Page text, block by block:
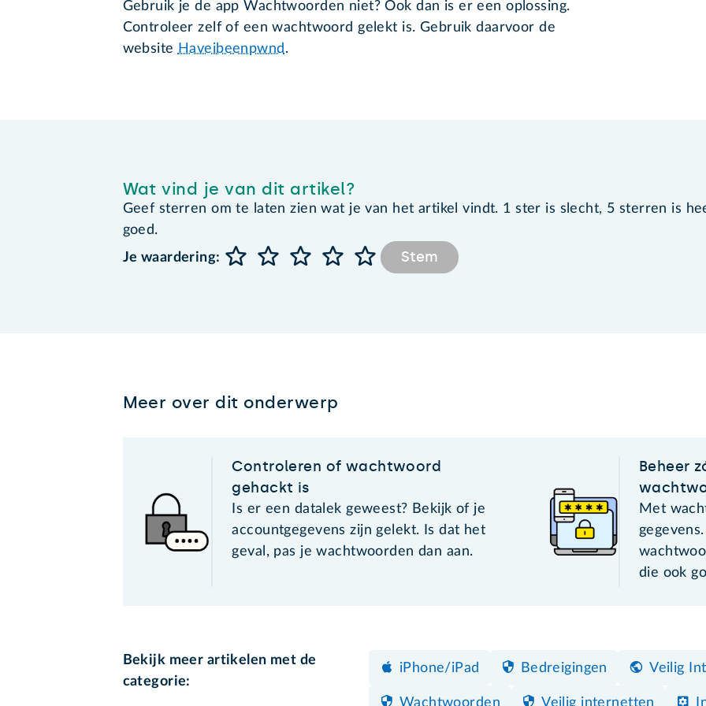
Gebruik je de app Wachtwoorden niet? Ook dan is er een oplossing.
Controleer zelf of een wachtwoord gelekt is. Gebruik daarvoor de
website Haveibeenpwnd .
Wat vind je van dit artikel?
Geef sterren om te laten zien wat je van het artikel vindt. 1 ster is slecht, 5 sterren is
goed.
Je waardering:
Stem
Meer over dit onderwerp
Controleren of wachtwoord
gehackt is
Is er een datalek geweest? Bekijk of je
accountgegevens zijn gelekt. Is dat het
geval, pas je wachtwoorden dan aan.
Beheer
Met
die ook
Bekijk meer artikelen met de
categorie:
iPhone/iPad Bedreigingen Veilig
Wachtwoorden Veilig internetten